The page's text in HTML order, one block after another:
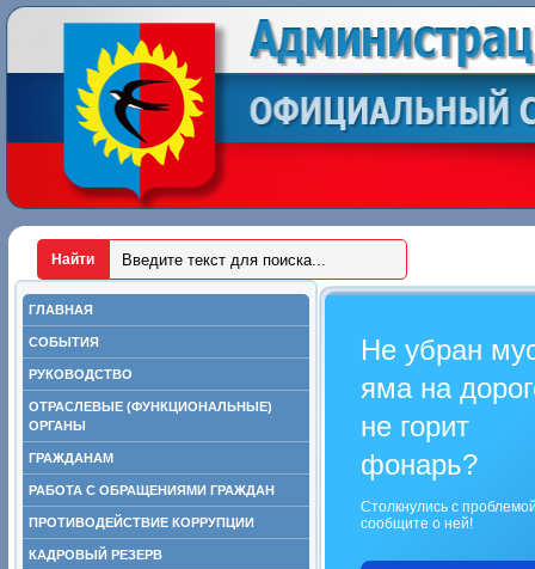
ГЛАВНАЯ
СОБЫТИЯ
РУКОВОДСТВО
ОТРАСЛЕВЫЕ (ФУНКЦИОНАЛЬНЫЕ)
ОРГАНЫ
ГРАЖДАНАМ
РАБОТА С ОБРАЩЕНИЯМИ ГРАЖДАН
ПРОТИВОДЕЙСТВИЕ КОРРУПЦИИ
КАДРОВЫЙ РЕЗЕРВ
Не убран
яма на
не горит
фонарь?
Столкнулись с
сообщите о ней!